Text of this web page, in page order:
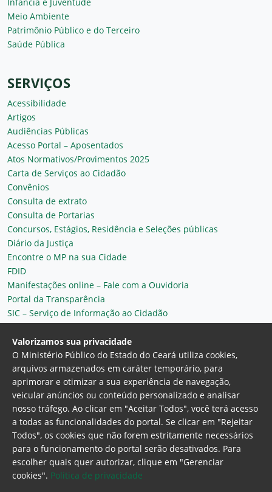
Meio Ambiente
Patrimônio Público e do Terceiro
Saúde Pública
SERVIÇOS
Acessibilidade
Artigos
Audiências Públicas
Acesso Portal – Aposentados
Atos Normativos/Provimentos 2025
Carta de Serviços ao Cidadão
Convênios
Consulta de extrato
Consulta de Portarias
Concursos, Estágios, Residência e Seleções públicas
Diário da Justiça
Encontre o MP na sua Cidade
FDID
Manifestações online – Fale com a Ouvidoria
Portal da Transparência
SIC – Serviço de Informação ao Cidadão
Plantão MP do Ceará
Secretaria Geral
Ministério Público do Estado do Ceará
Procuradoria Geral de Justiça Av. Gen. Afonso
Albuquerque Lima, 130 - Cambeba - CEP:
Valorizamos sua privacidade
O Ministério Público do Estado do Ceará utiliza cookies,
arquivos armazenados em caráter temporário, para
aprimorar e otimizar a sua experiência de navegação,
veicular anúncios ou conteúdo personalizado e analisar
nosso tráfego. Ao clicar em "Aceitar Todos", você terá acesso
a todas as funcionalidades do portal. Se clicar em "Rejeitar
Todos", os cookies que não forem estritamente necessários
para o funcionamento do portal serão desativados. Para
escolher quais quer autorizar, clique em "Gerenciar
cookies". Politica de privacidade